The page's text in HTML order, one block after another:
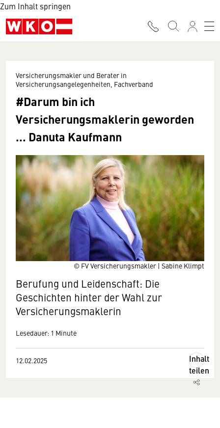
Zum Inhalt springen
© FV Versicherungsmakler | Sabine Klimpt
Versicherungsmakler und Berater in
Versicherungsangelegenheiten, Fachverband
#Darum bin ich
Versicherungsmaklerin geworden
... Danuta Kaufmann
Berufung und Leidenschaft: Die
Geschichten hinter der Wahl zur
Versicherungsmaklerin
Lesedauer: 1 Minute
12.02.2025
Inhalt
teilen